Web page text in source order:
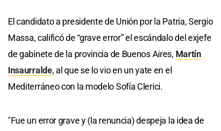
El candidato a presidente de Unión por la Patria, Sergio
Massa, calificó de “grave error” el escándalo del exjefe
de gabinete de la provincia de Buenos Aires, Martín
Insaurralde, al que se lo vio en un yate en el
Mediterráneo con la modelo Sofía Clerici.
"Fue un error grave y (la renuncia) despeja la idea de